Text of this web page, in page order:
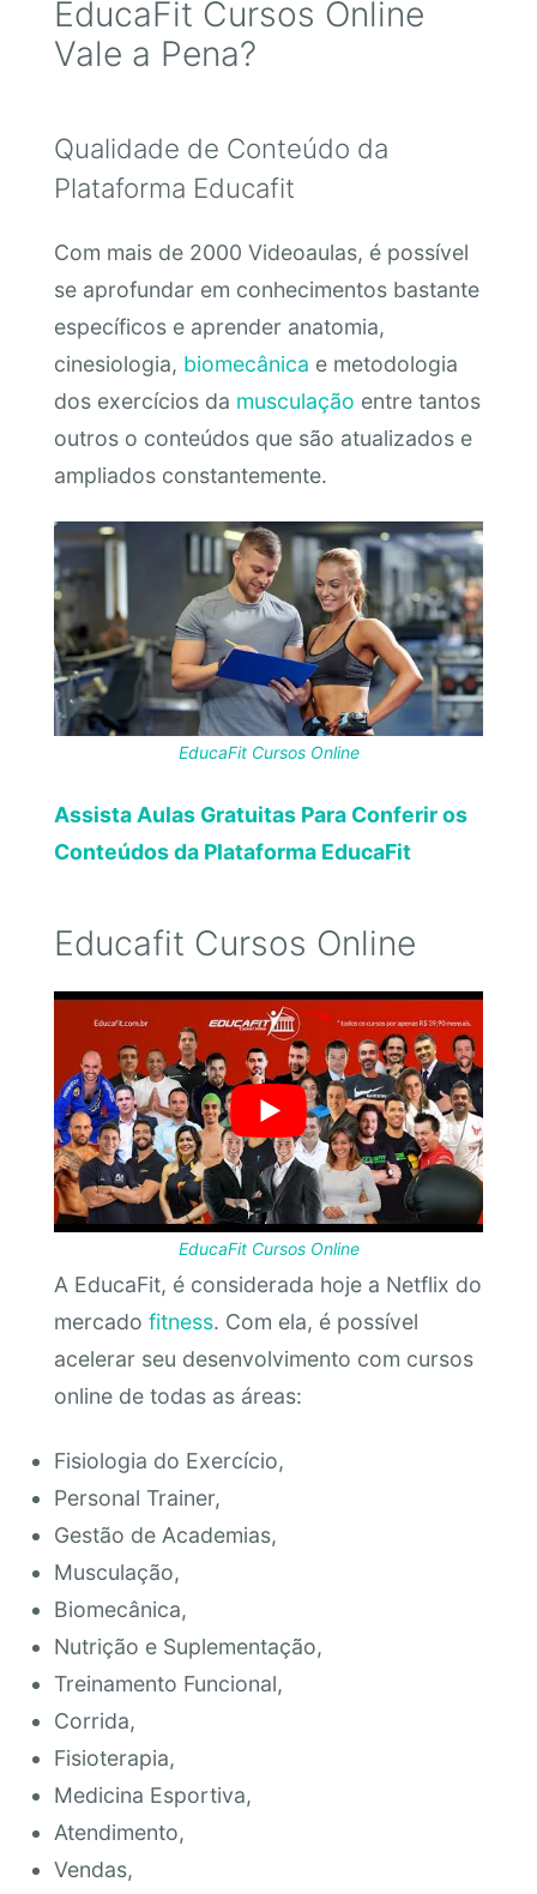
EducaFit Cursos Online
Vale a Pena?
Qualidade de Conteúdo da
Plataforma Educafit
Com mais de 2000 Videoaulas, é possível
se aprofundar em conhecimentos bastante
específicos e aprender anatomia,
cinesiologia, biomecânica e metodologia
dos exercícios da musculação entre tantos
outros o conteúdos que são atualizados e
ampliados constantemente.
EducaFit Cursos Online
Assista Aulas Gratuitas Para Conferir os
Conteúdos da Plataforma EducaFit
Educafit Cursos Online
EducaFit Cursos Online
A EducaFit, é considerada hoje a Netflix do
mercado fitness. Com ela, é possível
acelerar seu desenvolvimento com cursos
online de todas as áreas:
Fisiologia do Exercício,
Personal Trainer,
Gestão de Academias,
Musculação,
Biomecânica,
Nutrição e Suplementação,
Treinamento Funcional,
Corrida,
Fisioterapia,
Medicina Esportiva,
Atendimento,
Vendas,